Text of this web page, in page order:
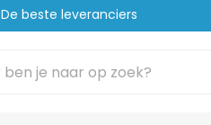
De beste leveranciers